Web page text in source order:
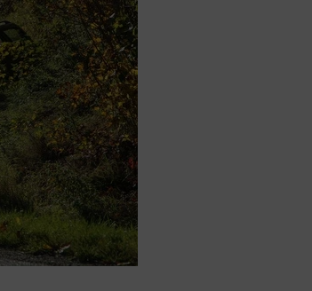
Munkácsy nem Krisztust szépítette meg: minket leplezett le
Ahol köszönnek, ott még van város
Amikor a Tetris boldogabbá tesz, mint a szerelem
Létezik tökéletes élet: Truman is elhitte
Karinthy Frigyes: a zseni, aki belenézett a saját koponyájába